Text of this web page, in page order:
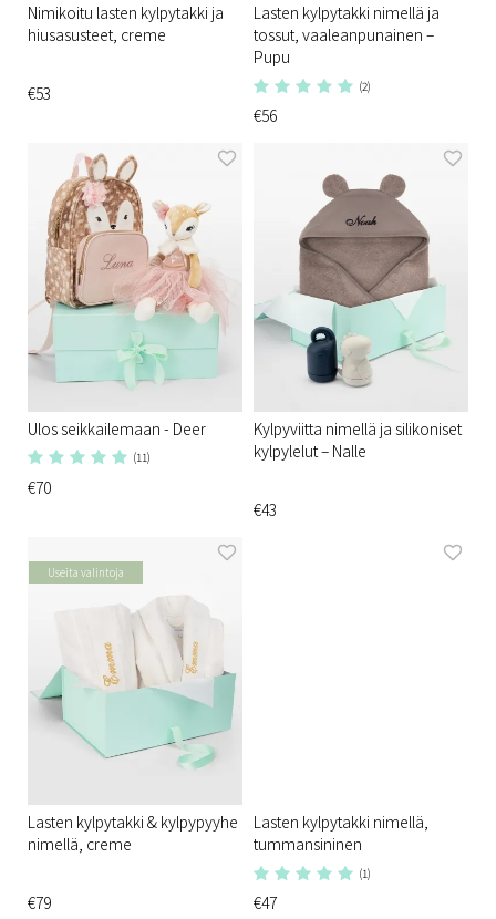
Nimikoitu lasten kylpytakki ja
hiusasusteet, creme
€53
Lasten kylpytakki nimellä ja
tossut, vaaleanpunainen –
Pupu
(2)
€56
Ulos seikkailemaan - Deer
(11)
€70
Kylpyviitta nimellä ja silikoniset
kylpylelut – Nalle
€43
Useita valintoja
Lasten kylpytakki & kylpypyyhe
nimellä, creme
€79
Lasten kylpytakki nimellä,
tummansininen
(1)
€47